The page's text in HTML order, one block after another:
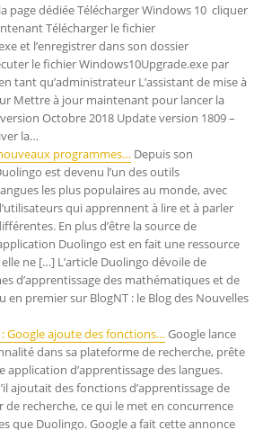
page dédiée Télécharger Windows 10 cliquer
Télécharger le fichier
et l’enregistrer dans son dossier
le fichier Windows10Upgrade.exe par
tant qu’administrateur L’assistant de mise à
Mettre à jour maintenant pour lancer la
Octobre 2018 Update version 1809 –
la…
programmes… Depuis son
est devenu l’un des outils
les plus populaires au monde, avec
qui apprennent à lire et à parler
En plus d’être la source de
Duolingo est en fait une ressource
ne […] L’article Duolingo dévoile de
d’apprentissage des mathématiques et de
en premier sur BlogNT : le Blog des Nouvelles
Google ajoute des fonctions…Google lance
dans sa plateforme de recherche, prête
application d’apprentissage des langues.
ajoutait des fonctions d’apprentissage de
de recherche, ce qui le met en concurrence
que Duolingo. Google a fait cette annonce